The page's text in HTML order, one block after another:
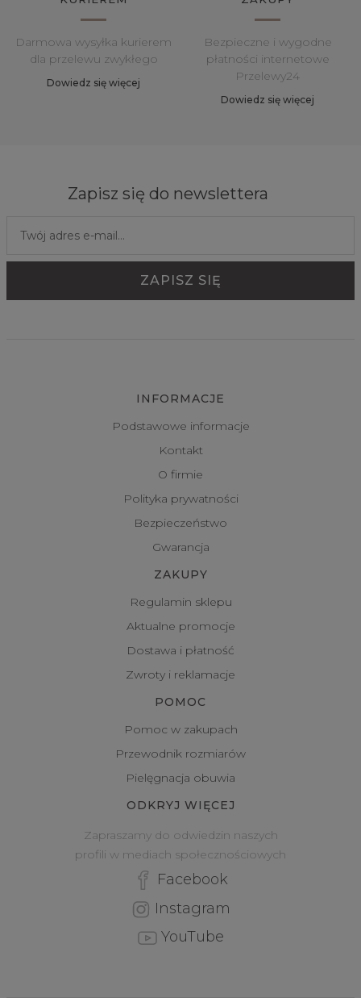
Darmowa wysyłka kurierem
dla przelewu zwykłego
Dowiedz się więcej
Bezpieczne i wygodne
płatności internetowe
Przelewy24
Dowiedz się więcej
Zapisz się do newslettera
INFORMACJE
Podstawowe informacje
Kontakt
O firmie
Polityka prywatności
Bezpieczeństwo
Gwarancja
ZAKUPY
Regulamin sklepu
Aktualne promocje
Dostawa i płatność
Zwroty i reklamacje
POMOC
Pomoc w zakupach
Przewodnik rozmiarów
Pielęgnacja obuwia
ODKRYJ WIĘCEJ
Zapraszamy do odwiedzin naszych
profili w mediach społecznościowych
Facebook
Instagram
YouTube